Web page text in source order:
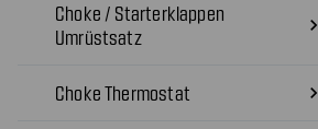
Choke / Starterklappen
Umrüstsatz
navigate_next
Choke Thermostat navigate_next